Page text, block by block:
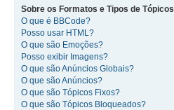
Sobre os Formatos e Tipos de Tópicos
O que é BBCode?
Posso usar HTML?
O que são Emoções?
Posso exibir Imagens?
O que são Anúncios Globais?
O que são Anúncios?
O que são Tópicos Fixos?
O que são Tópicos Bloqueados?